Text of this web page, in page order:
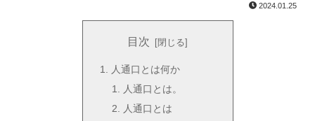
2024.01.25
目次
人通口とは何か
人通口とは。
人通口とは